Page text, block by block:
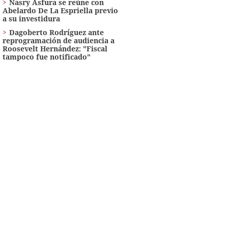
Nasry Asfura se reúne con
Abelardo De La Espriella previo
a su investidura
Dagoberto Rodríguez ante
reprogramación de audiencia a
Roosevelt Hernández: "Fiscal
tampoco fue notificado"